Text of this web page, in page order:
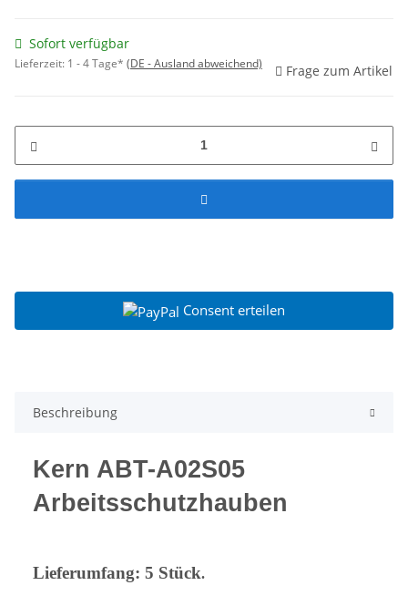
Sofort verfügbar
Lieferzeit: 1 - 4 Tage* (DE - Ausland abweichend) Frage zum Artikel
Consent erteilen
Beschreibung
Kern ABT-A02S05
Arbeitsschutzhauben
Lieferumfang: 5 Stück.